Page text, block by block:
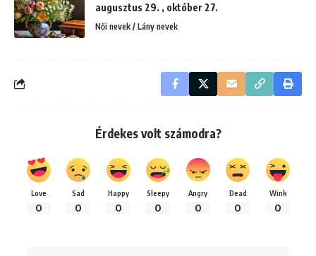
augusztus 29. , október 27.
Női nevek / Lány nevek
Érdekes volt számodra?
Love
0
Sad
0
Happy
0
Sleepy
0
Angry
0
Dead
0
Wink
0